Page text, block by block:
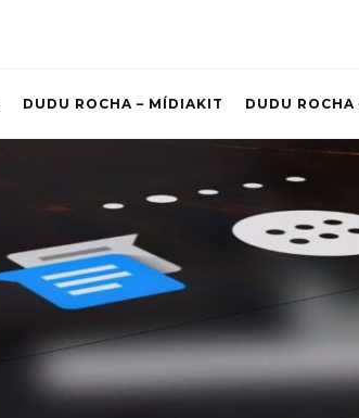
DUDU ROCHA – MÍDIAKIT DUDU